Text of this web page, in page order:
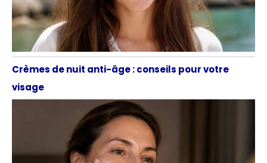
Crèmes de nuit anti-âge : conseils pour votre
visage